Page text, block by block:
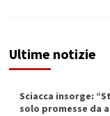
Ultime notizie
Sciacca insorge:
solo promesse da